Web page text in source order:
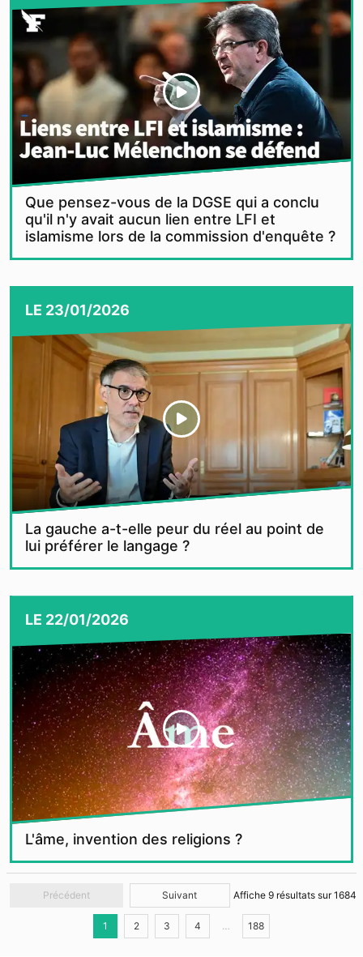
Que pensez-vous de la DGSE qui a conclu
qu'il n'y avait aucun lien entre LFI et
islamisme lors de la commission d'enquête ?
LE 23/01/2026
La gauche a-t-elle peur du réel au point de
lui préférer le langage ?
LE 22/01/2026
L'âme, invention des religions ?
Précédent Suivant Affiche 9 résultats sur1684
1 2 3 4 188